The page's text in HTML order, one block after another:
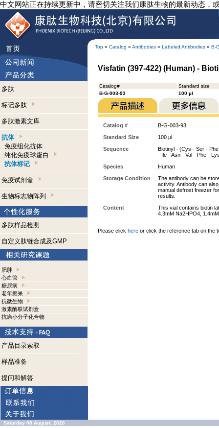
中文网站正在持续更新中，请密切关注我们康肽生物的最新动态，
Top » Catalog » Antibodies » Labeled Antibodies » B-
多肽
标记多肽
多肽激素文库
抗体
免疫组化抗体
纯化免疫球蛋白
抗体标记
免疫试剂盒
生物标志物阵列
多肽样品检测
自定义肽链合成及GMP
肥胖
心血管
糖尿病
老年痴呆
抗微生物
激素酶联试剂盒
抗癌小分子化合物
产品目录索取
样品准备
提问和解答
Visfatin (397-422) (Human) -
Catalog#
Standard size
B-G-003-93
100 µl
Catalog #
B-G-003-93
Standard Size
100 µl
Sequence
Biotinyl - (Cys - Ser -
- Ile - Asn - Val - Phe -
Species
Human
Storage Condition
The antibody can be
activity. Antibody can
manual defrost freezer
results.
Content
This vial contains biotin
4.3mM Na2HPO4,
Please click here or click the reference tab on the
Saturday 08 August, 2026